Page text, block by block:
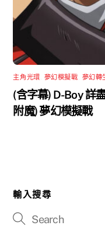
主角光環 夢幻模擬戰 夢幻轉
(含字幕) D-Boy 詳
附魔) 夢幻模擬戰
輸入搜尋